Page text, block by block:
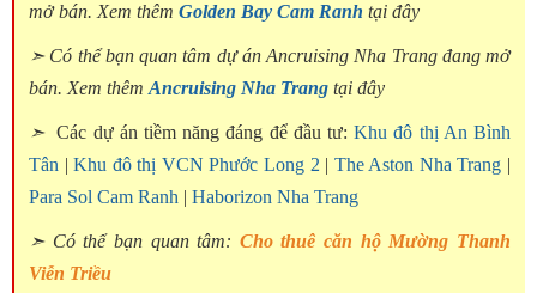
mở bán. Xem thêm Golden Bay Cam Ranh tại đây
➣ Có thể bạn quan tâm dự án Ancruising Nha Trang đang mở
bán. Xem thêmAncruising Nha Trang tại đây
➣ Các dự án tiềm năng đáng để đầu tư:Khu đô thị An Bình
Tân |Khu đô thị VCN Phước Long 2| The Aston Nha Trang
Para Sol Cam Ranh
Haborizon Nha Trang
➣ Có thể bạn quan tâm: Cho thuê căn hộ Mường Thanh
Viễn Triều